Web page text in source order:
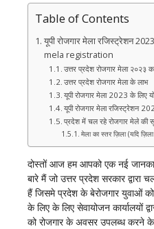
Table of Contents
यूपी रोजगार मेला रजिस्ट्रेशन
mela registration
उत्तर प्रदेश रोजगार मेला २०२३
उत्तर प्रदेश रोजगार मेला के लाभ
यूपी रोजगार मेला 2023 के लिए
यूपी रोजगार मेला रजिस्ट्रेशन
प्रदेश में चल रहे रोजगार मेले की
मेला का स्तर ज़िला (यदि
दोस्तों आज हम आपको एक नई
बारे मैं जो उत्तर प्रदेश सरकार द्वारा
हैं जिसमे प्रदेश के बेरोजगार युवाओं
के लिए के लिए सेवायोजन कार्यालयों
को रोजगार के अवसर उपलब्ध करने